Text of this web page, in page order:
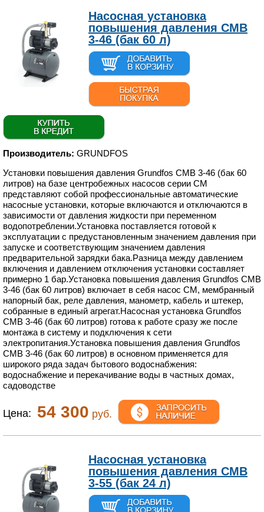
Насосная установка
повышения давления CMB
3-46 (бак 60 л)
Производитель: GRUNDFOS
Установки повышения давления Grundfos CMB 3-46 (бак 60
литров) на базе центробежных насосов серии CM
представляют собой профессиональные автоматические
насосные установки, которые включаются и отключаются в
зависимости от давления жидкости при переменном
водопотреблении.Установка поставляется готовой к
эксплуатации с предустановленным значением давления при
запуске и соответствующим значением давления
предварительной зарядки бака.Разница между давлением
включения и давлением отключения установки составляет
примерно 1 бар.Установка повышения давления Grundfos CMB
3-46 (бак 60 литров) включает в себя насос CM, мембранный
напорный бак, реле давления, манометр, кабель и штекер,
собранные в единый агрегат.Насосная установка Grundfos
CMB 3-46 (бак 60 литров) готова к работе сразу же после
монтажа в систему и подключения к сети
электропитания.Установка повышения давления Grundfos
CMB 3-46 (бак 60 литров) в основном применяется для
широкого ряда задач бытового водоснабжения:
водоснабжение и перекачивание воды в частных домах,
садоводстве
Цена: 54 300 руб.
Насосная установка
повышения давления CMB
3-55 (бак 24 л)